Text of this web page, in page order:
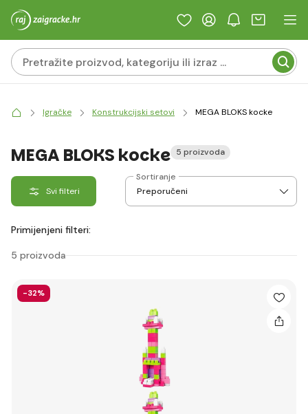
Igračke Konstrukcijski setovi MEGA BLOKS kocke
MEGA BLOKS kocke 5 proizvoda
Svi filteri
Sortiranje
Primijenjeni filteri:
5 proizvoda
-32%